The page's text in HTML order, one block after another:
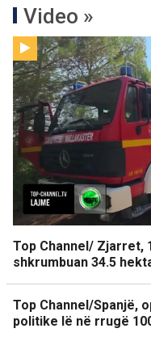
Video »
Top Channel/ Zjarret,
shkrumbuan 34.5
Top Channel/Spanjë,
politike lë në rrugë